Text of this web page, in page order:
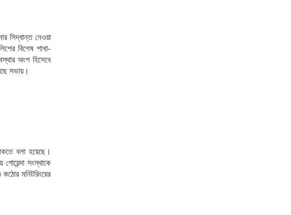
সিদ্ধান্ত নেওয়া
বিশেষ শাখা-
অংশ হিসেবে
সভায়।
বলা হয়েছে।
গোয়েন্দা সংস্থাকে
মনিটরিংয়ের